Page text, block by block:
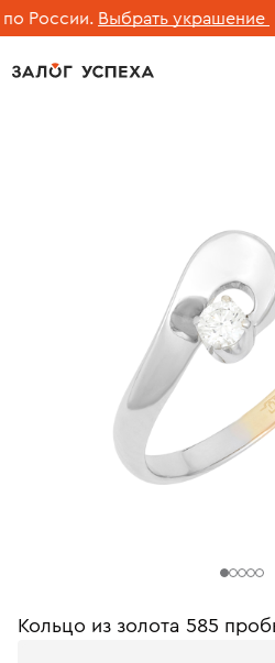
России. Выбрать украшение
Кольцо из золота 585